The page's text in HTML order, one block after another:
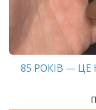
85 РОКІВ — ЦЕ